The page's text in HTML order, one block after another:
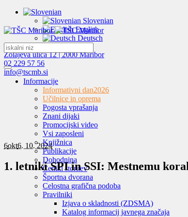
Slovenian
English
Deutsch
Zolajeva ulica 12 | 2000 Maribor
02 229 57 56
info@tscmb.si
Informacije
Informativni dan2026
Učilnice in oprema
Pogosta vprašanja
Znani dijaki
Promocijski video
Vsi zaposleni
Knjižnica
Publikacije
Dohodnina
Ceniki storitev
Športna dvorana
Celostna grafična podoba
Pravilniki
Izjava o skladnosti (ZDSMA)
Katalog informacij javnega značaja
6okt6. 10. 2024
1. letniki SPI in SSI: Mestnemu